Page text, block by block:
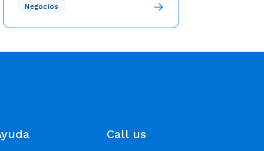
Nuestro equipo de expertos está
restablecer los servicios tras el paso
¡Conoce el protocolo aquí!
Negocios
Call us